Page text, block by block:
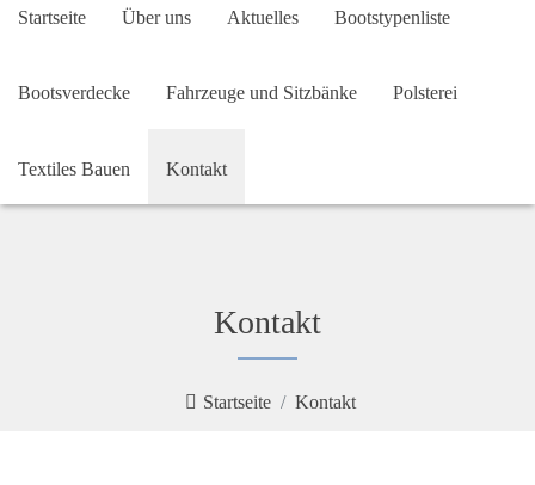
Startseite Über uns Aktuelles Bootstypenliste
Bootsverdecke Fahrzeuge und Sitzbänke Polsterei
Textiles Bauen Kontakt
Kontakt
Startseite Kontakt